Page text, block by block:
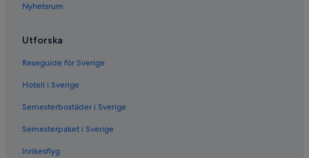
Nyhetsrum
Utforska
Reseguide för Sverige
Hotell i Sverige
Semesterbostäder i Sverige
Semesterpaket i Sverige
Inrikesflyg